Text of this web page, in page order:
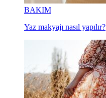
BAKIM
Yaz makyajı nasıl yapılır?